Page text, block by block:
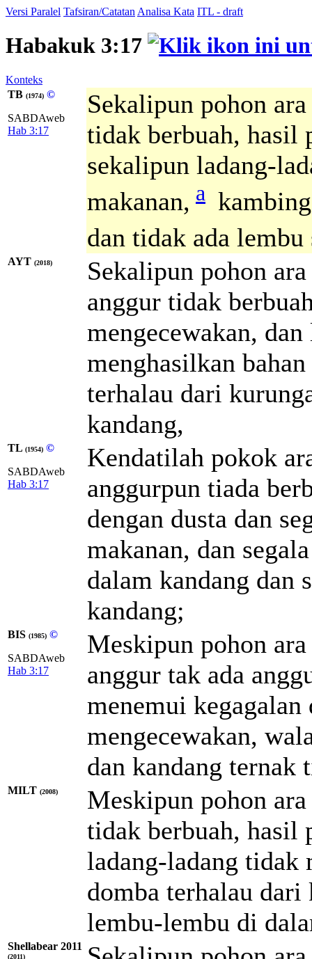
Versi Paralel Tafsiran/Catatan Analisa Kata ITL - draft
Habakuk 3:17
Konteks
TB (1974) ©
SABDAweb
Hab 3:17
Sekalipun pohon
tidak berbuah, hasil
sekalipun ladang-
makanan, a
dan tidak ada
AYT (2018)
Sekalipun pohon
anggur tidak
mengecewakan,
menghasilkan
terhalau dari
kandang,
TL (1954) ©
SABDAweb
Hab 3:17
Kendatilah pokok
anggurpun tiada
dengan dusta dan
makanan, dan
dalam kandang dan
kandang;
BIS (1985) ©
SABDAweb
Hab 3:17
Meskipun pohon
anggur tak ada
menemui
mengecewakan,
dan kandang ternak
MILT (2008)
Meskipun pohon
tidak berbuah, hasil
ladang-ladang tidak
domba terhalau dari
lembu-lembu di
Shellabear 2011
(2011)